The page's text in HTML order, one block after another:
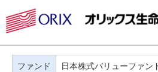
ファンド
日本株式バリューファン